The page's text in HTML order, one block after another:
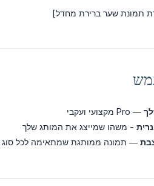
תמונת שער ברירת מחדל]
— Pro מקצועי ועקבי
- משהו שמייצג את המותג שלך
— תמונה ממותגת שמתאימה לכל סוג